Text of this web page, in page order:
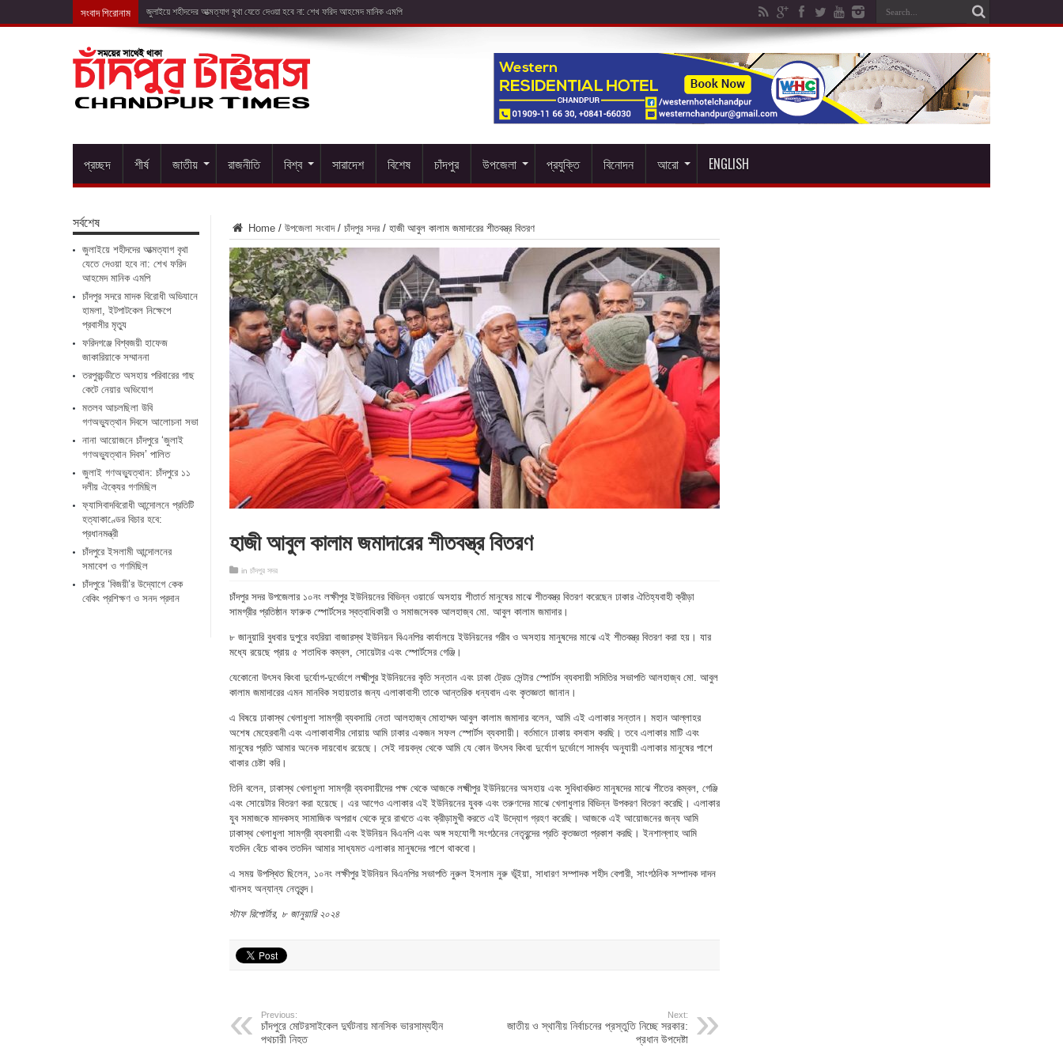
সংবাদ শিরোনাম চাঁদপুর সদরে ম
প্রচ্ছদ শীর্ষ জাতীয় রাজনীতি বিশ্ব সারাদেশ বিশেষ চাঁদপুর উপজেলা প্রযুক্তি বিনোদন আরো ENGLISH
Home / উপজেলা সংবাদ / চাঁদপুর সদর / হাজী আবুল কালাম জমাদারের শীতবস্ত্র বিতরণ
হাজী আবুল কালাম জমাদারের শীতবস্ত্র বিতরণ
in চাঁদপুর সদর
চাঁদপুর সদর উপজেলার ১০নং লক্ষীপুর ইউনিয়নের বিভিন্ন ওয়ার্ডে অসহায় শীতার্ত মানুষের মাঝে শীতবস্ত্র বিতরণ করেছেন ঢাকার ঐতিহ্যবাহী ক্রীড়া
সামগ্রীর প্রতিষ্ঠান ফারুক স্পোর্টসের স্বত্বাধিকারী ও সমাজসেবক আলহাজ্ব মো. আবুল কালাম জমাদার।
৮ জানুয়ারি বুধবার দুপুরে বহরিয়া বাজারস্থ ইউনিয়ন বিএনপির কার্যালয়ে ইউনিয়নের গরীব ও অসহায় মানুষদের মাঝে এই শীতবস্ত্র বিতরণ করা হয়। যার
মধ্যে রয়েছে প্রায় ৫ শতাধিক কম্বল, সোয়েটার এবং স্পোর্টসের গেঞ্জি।
যেকোনো উৎসব কিংবা দুর্যোগ-দুর্ভোগে লক্ষ্মীপুর ইউনিয়নের কৃতি সন্তান এবং ঢাকা ট্রেড সেন্টার স্পোর্টস ব্যবসায়ী সমিতির সভাপতি আলহাজ্ব মো. আবুল
কালাম জমাদারের এমন মানবিক সহায়তার জন্য এলাকাবাসী তাকে আন্তরিক ধন্যবাদ এবং কৃতজ্ঞতা জানান।
এ বিষয়ে ঢাকাস্থ খেলাধুলা সামগ্রী ব্যবসায়ি নেতা আলহাজ্ব মোহাম্মদ আবুল কালাম জমাদার বলেন, আমি এই এলাকার সন্তান। মহান আল্লাহর
অশেষ মেহেরবানী এবং এলাকাবাসীর দোয়ায় আমি ঢাকার একজন সফল স্পোর্টস ব্যবসায়ী। বর্তমানে ঢাকায় বসবাস করছি। তবে এলাকার মাটি এবং
মানুষের প্রতি আমার অনেক দায়বোধ রয়েছে। সেই দায়বদ্ধ থেকে আমি যে কোন উৎসব কিংবা দুর্যোগ দুর্ভোগে সামর্থ্য অনুযায়ী এলাকার মানুষের পাশে
থাকার চেষ্টা করি।
তিনি বলেন, ঢাকাস্থ খেলাধুলা সামগ্রী ব্যবসায়ীদের পক্ষ থেকে আজকে লক্ষ্মীপুর ইউনিয়নের অসহায় এবং সুবিধাবঞ্চিত মানুষদের মাঝে শীতের কম্বল, গেঞ্জি
এবং সোয়েটার বিতরণ করা হয়েছে। এর আগেও এলাকার এই ইউনিয়নের যুবক এবং তরুণদের মাঝে খেলাধুলার বিভিন্ন উপকরণ বিতরণ করেছি। এলাকার
যুব সমাজকে মাদকসহ সামাজিক অপরাধ থেকে দূরে রাখতে এবং ক্রীড়ামুখী করতে এই উদ্যোগ গ্রহণ করেছি। ‌আজকে এই আয়োজনের জন্য আমি
ঢাকাস্থ খেলাধুলা সামগ্রী ব্যবসায়ী এবং ইউনিয়ন বিএনপি এবং অঙ্গ সহযোগী সংগঠনের নেতৃবৃন্দের প্রতি কৃতজ্ঞতা প্রকাশ করছি। ইনশাল্লাহ আমি
যতদিন বেঁচে থাকব ততদিন আমার সাধ্যমত এলাকার মানুষদের পাশে থাকবো।
এ সময় উপস্থিত ছিলেন, ১০নং লক্ষীপুর ইউনিয়ন বিএনপির সভাপতি নুরুল ইসলাম নুরু ভূঁইয়া, সাধারণ সম্পাদক শহীদ বেপারী, সাংগঠনিক সম্পাদক দাদন
খানসহ অন্যান্য নেতৃবৃন্দ।
স্টাফ রিপোর্টার, ৮ জানুয়ারি ২০২৪
Previous:
চাঁদপুরে মোটরসাইকেল দুর্ঘটনায় মানসিক ভারসাম্যহীন
পথচারী নিহত
Next:
জাতীয় ও স্থানীয় নির্বাচনের প্রস্তুতি নিচ্ছে সরকার:
প্রধান উপদেষ্টা
সর্বশেষ
জুলাইয়ে শহীদদের আত্মত্যাগ বৃথা
যেতে দেওয়া হবে না: শেখ ফরিদ
আহমেদ মানিক এমপি
চাঁদপুর সদরে মাদক বিরোধী অভিযানে
হামলা, ইটপাটকেল নিক্ষেপে
প্রবাসীর মৃত্যু
ফরিদগঞ্জে বিশ্বজয়ী হাফেজ
জাকারিয়াকে সম্মাননা
তরপুরচন্ডীতে অসহায় পরিবারের গাছ
কেটে নেয়ার অভিযোগ
মতলব আচলছিলা উবি
গণঅভ্যুত্থান দিবসে আলোচনা সভা
নানা আয়োজনে চাঁদপুরে ‘জুলাই
গণঅভ্যুত্থান দিবস’ পালিত
জুলাই গণঅভ্যুত্থান: চাঁদপুরে ১১
দলীয় ঐক্যের গণমিছিল
ফ্যাসিবাদবিরোধী আন্দোলনে প্রতিটি
হত্যাকাণ্ডের বিচার হবে:
প্রধানমন্ত্রী
চাঁদপুরে ইসলামী আন্দোলনের
সমাবেশ ও গণমিছিল
চাঁদপুরে ‘বিজয়ী’র উদ্যোগে কেক
বেকিং প্রশিক্ষণ ও সনদ প্রদান